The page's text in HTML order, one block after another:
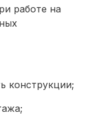
работе на
конструкции;